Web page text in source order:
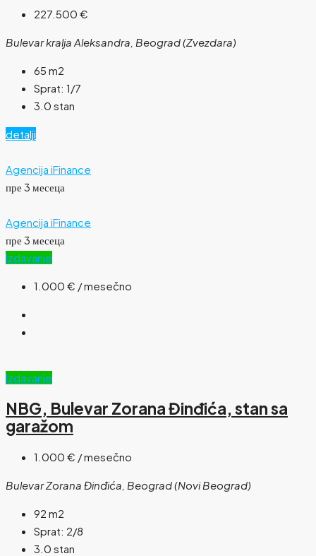
227.500 €
Bulevar kralja Aleksandra, Beograd (Zvezdara)
65 m2
Sprat: 1/7
3.0 stan
detalji
Agencija iFinance
пре 3 месеца
Agencija iFinance
пре 3 месеца
Izdavanje
1.000 € / mesečno
Izdavanje
NBG, Bulevar Zorana Đinđića, stan sa
garažom
1.000 € / mesečno
Bulevar Zorana Đinđića, Beograd (Novi Beograd)
92 m2
Sprat: 2/8
3.0 stan